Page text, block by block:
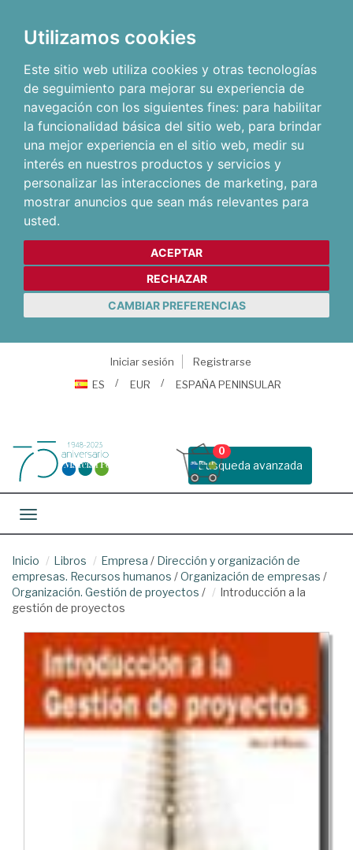
Utilizamos cookies
Este sitio web utiliza cookies y otras tecnologías
de seguimiento para mejorar su experiencia de
navegación con los siguientes fines: para habilitar
la funcionalidad básica del sitio web, para brindar
una mejor experiencia en el sitio web, medir su
interés en nuestros productos y servicios y
personalizar las interacciones de marketing, para
mostrar anuncios que sean más relevantes para
usted.
ACEPTAR
RECHAZAR
CAMBIAR PREFERENCIAS
Iniciar sesión
Registrarse
ES
EUR ESPAÑA PENINSULAR
Busqueda avanzada
0
Toggle navigation
Inicio Libros Empresa / Dirección y organización de
empresas. Recursos humanos /Organización de empresas /
Organización. Gestión de proyectos /
Introducción a la
gestión de proyectos